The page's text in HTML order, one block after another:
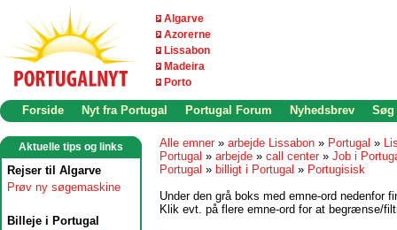
Algarve
Azorerne
Lissabon
Madeira
Porto
Forside Nyt fra Portugal Portugal Forum Nyhedsbrev Søg
Aktuelle tips og links
Rejser til Algarve
Prøv ny søgemaskine
Billeje i Portugal
Alle emner » arbejde Lissabon » Portugal »
Portugal » arbejde » call center » Job i
Portugal » billigt i Portugal » Portugisisk
Under den grå boks med emne-ord nedenfor
Klik evt. på flere emne-ord for at begrænse/